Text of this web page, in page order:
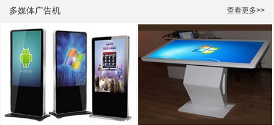
多媒体广告机 查看更多>>